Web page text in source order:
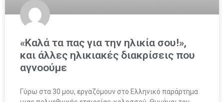
«Καλά τα πας για την ηλικία σου!»,
και άλλες ηλικιακές διακρίσεις που
αγνοούμε
Γύρω στα 30 μου, εργαζόμουν στο Ελληνικό παράρτημα